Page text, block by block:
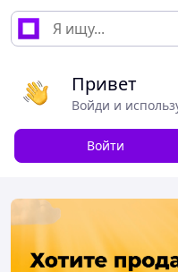
Привет
Войди и
Войти